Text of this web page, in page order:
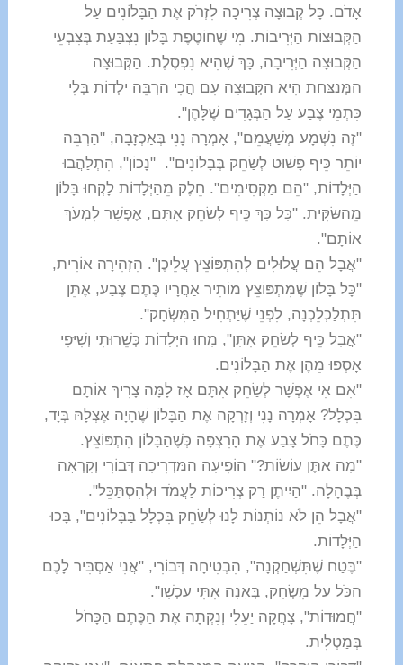
אָדֹם. כָּל קְבוּצָה צְרִיכָה לִזְרֹק אֶת הַבָּלוֹנִים עַל
הַקְּבוּצוֹת הַיְּרִיבוֹת. מִי שֶׁחוֹטֶפֶת בָּלוֹן נִצְבַּעַת בְּצִבְעֵי
הַקְּבוּצָה הַיְּרִיבָה, כָּךְ שֶׁהִיא נִפְסֶלֶת. הַקְּבוּצָה
הַמְּנַצַּחַת הִיא הַקְּבוּצָה עִם הֲכִי הַרְבֵּה יַלְדוֹת בְּלִי
כִּתְמֵי צֶבַע עַל הַבְּגָדִים שֶׁלָּהֶן".
"זֶה נִשְׁמָע מְשַׁעֲמֵם", אָמְרָה נָנִי בְּאַכְזָבָה, "הַרְבֵּה
יוֹתֵר כֵּיף פָּשׁוּט לְשַׂחֵק בְּבָלוֹנִים". "נָכוֹן", הִתְלַהֲבוּ
הַיְּלָדוֹת, "הֵם מַקְסִימִים". חֵלֶק מֵהַיְּלָדוֹת לָקְחוּ בָּלוֹן
מֵהַשַּׂקִּית. "כָּל כָּךְ כֵּיף לְשַׂחֵק אִתָּם, אֶפְשָׁר לִמְעֹךְ
אוֹתָם".
"אֲבָל הֵם עֲלוּלִים לְהִתְפּוֹצֵץ עֲלֵיכֶן". הִזְהִירָה אוֹרִית,
"כָּל בָּלוֹן שֶׁמִּתְפּוֹצֵץ מוֹתִיר אַחֲרָיו כֶּתֶם צֶבַע, אֶתֵּן
תִּתְלַכְלֵכְנָה, לִפְנֵי שֶׁיַּתְחִיל הַמִּשְׂחָק".
"אֲבָל כֵּיף לְשַׂחֵק אִתָּן", מָחוּ הַיְּלָדוֹת כְּשֵׁרוּתִי וְשִׁיּפִי
אָסְפוּ מֵהֶן אֶת הַבָּלוֹנִים.
"אִם אִי אֶפְשָׁר לְשַׂחֵק אִתָּם אָז לָמָּה צָרִיךְ אוֹתָם
בִּכְלָל? אָמְרָה נָנִי וְזָרְקָה אֶת הַבָּלוֹן שֶׁהָיָה אֶצְלָהּ בְּיָד,
כֶּתֶם כָּחֹל צָבַע אֶת הָרִצְפָּה כְּשֶׁהַבָּלוֹן הִתְפּוֹצֵץ.
"מָה אַתֶּן עוֹשׂוֹת?" הוֹפִיעָה הַמַּדְרִיכָה דְּבוֹרִי וְקָרְאָה
בְּבֶהָלָה. "הַיִיתֶן רַק צְרִיכוֹת לַעֲמֹד וּלְהִסְתַּכֵּל".
"אֲבָל הֵן לֹא נוֹתְנוֹת לָנוּ לְשַׂחֵק בִּכְלָל בַּבָּלוֹנִים", בָּכוּ
הַיְּלָדוֹת.
"בֶּטַח שֶׁתִּשְׁחַקְנָה", הִבְטִיחָה דְּבוֹרִי, "אֲנִי אַסְבִּיר לָכֶם
הַכֹּל עַל מִשְׂחָק, בְּאָנָה אִתִּי עַכְשָׁו".
"חֲמוּדוֹת", צָחֲקָה יַעֵלִי וְנִקְּתָה אֶת הַכֶּתֶם הַכָּחֹל
בְּמַטְלִית.